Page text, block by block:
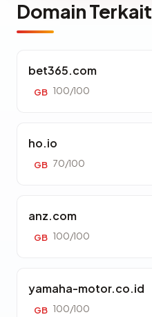
Domain Terkait
bet365.com
GB 100/100
ho.io
GB 70/100
anz.com
GB 100/100
yamaha-motor.co.id
GB 100/100